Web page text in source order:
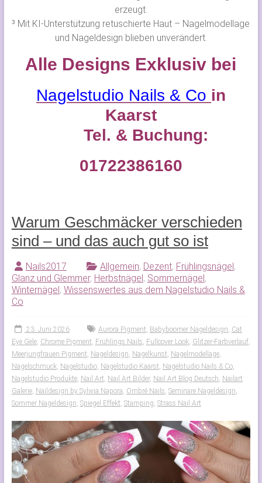
erzeugt.
³ Mit KI-Unterstützung retuschierte Haut – Nagelmodellage
und Nageldesign blieben unverändert.
Alle Designs Exklusiv bei
Nagelstudio Nails & Co in
Kaarst
Tel. & Buchung:
01722386160
Warum Geschmäcker verschieden
sind – und das auch gut so ist
Nails2017 Allgemein, Dezent, Frühlingsnägel,
Glanz und Glemmer, Herbstnägel, Sommernägel,
Winternägel, Wissenswertes aus dem Nagelstudio Nails &
Co
23. Juni 2026 Aurora Pigment Babyboomer Nageldesign Cat
Eye Gele, Chrome Pigment Frühlings Nails Fullcover Look, Glitzer-Farbverlauf,
Meerjungfrauen Pigment Nageldesign Nagelkunst Nagelmodellage,
Nagelschmuck, Nagelstudio, Nagelstudio Kaarst Nagelstudio Nails & Co,
Nagelstudio Produkte, Nail Art Nail Art Bilder, Nail Art Blog Deutsch Nailart
Galerie, Naildesign by Sylwia Napora Ombré Nails Seminare Nageldesign
Sommer Nageldesign Spiegel Effekt Stamping Strass Nail Art